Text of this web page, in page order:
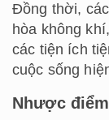
Đồng thời,
hòa không
các tiện ích
cuộc sống
Nhược điểm